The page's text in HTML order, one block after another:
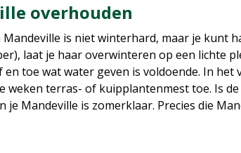
overhouden
is niet winterhard, maar je kunt
laat je haar overwinteren op een lichte
toe wat water geven is voldoende. In
weken terras- of kuipplantenmest toe. Is
Mandeville is zomerklaar. Precies die